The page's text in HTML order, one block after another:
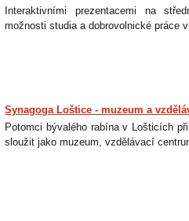
Interaktivními prezentacemi na
možnosti studia a dobrovolnické práce
Synagoga Loštice - muzeum a
Potomci bývalého rabína v Lošticích
sloužit jako muzeum, vzdělávací